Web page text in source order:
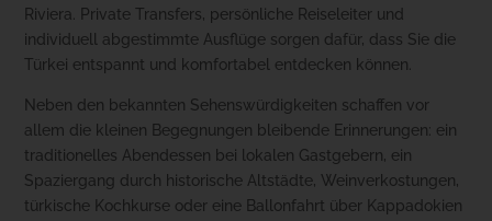
Riviera. Private Transfers, persönliche Reiseleiter und
individuell abgestimmte Ausflüge sorgen dafür, dass Sie die
Türkei entspannt und komfortabel entdecken können.
Neben den bekannten Sehenswürdigkeiten schaffen vor
allem die kleinen Begegnungen bleibende Erinnerungen: ein
traditionelles Abendessen bei lokalen Gastgebern, ein
Spaziergang durch historische Altstädte, Weinverkostungen,
türkische Kochkurse oder eine Ballonfahrt über Kappadokien